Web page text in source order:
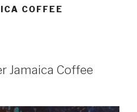
COFFEE
Jamaica Coffee